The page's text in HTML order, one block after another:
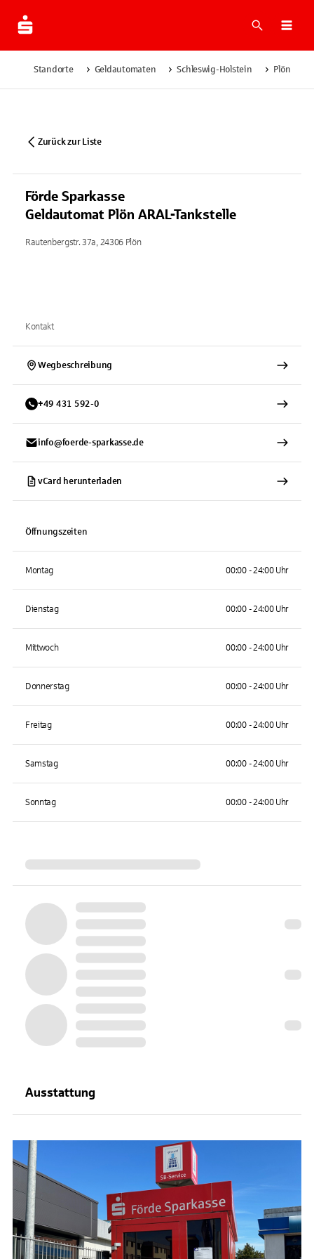
Suche
Standorte Geldautomaten Schleswig-Holstein Plön
Zurück zur Liste
Förde Sparkasse
Geldautomat Plön ARAL-Tankstelle
Rautenbergstr. 37a, 24306 Plön
Kontakt
Wegbeschreibung
+49 431 592-0
info@foerde-sparkasse.de
vCard herunterladen
Öffnungszeiten
Montag 00:00 - 24:00 Uhr
Dienstag 00:00 - 24:00 Uhr
Mittwoch 00:00 - 24:00 Uhr
Donnerstag 00:00 - 24:00 Uhr
Freitag 00:00 - 24:00 Uhr
Samstag 00:00 - 24:00 Uhr
Sonntag 00:00 - 24:00 Uhr
Ausstattung